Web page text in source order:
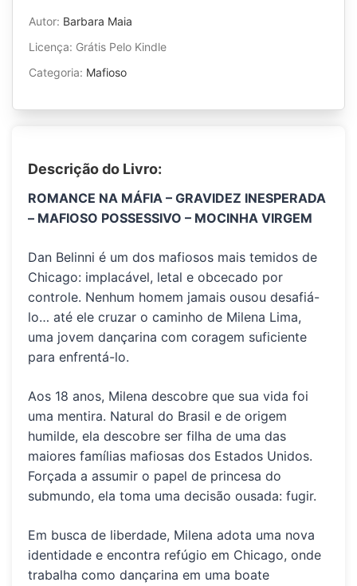
Autor: Barbara Maia
Licença: Grátis Pelo Kindle
Categoria: Mafioso
Descrição do Livro:
ROMANCE NA MÁFIA – GRAVIDEZ INESPERADA
– MAFIOSO POSSESSIVO – MOCINHA VIRGEM
Dan Belinni é um dos mafiosos mais temidos de
Chicago: implacável, letal e obcecado por
controle. Nenhum homem jamais ousou desafiá-
lo… até ele cruzar o caminho de Milena Lima,
uma jovem dançarina com coragem suficiente
para enfrentá-lo.
Aos 18 anos, Milena descobre que sua vida foi
uma mentira. Natural do Brasil e de origem
humilde, ela descobre ser filha de uma das
maiores famílias mafiosas dos Estados Unidos.
Forçada a assumir o papel de princesa do
submundo, ela toma uma decisão ousada: fugir.
Em busca de liberdade, Milena adota uma nova
identidade e encontra refúgio em Chicago, onde
trabalha como dançarina em uma boate